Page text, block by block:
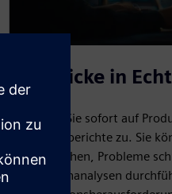
Einblicke in
Greifen Sie sofort auf
Betriebsberichte zu. Sie
überwachen, Probleme
Ursachenanalysen